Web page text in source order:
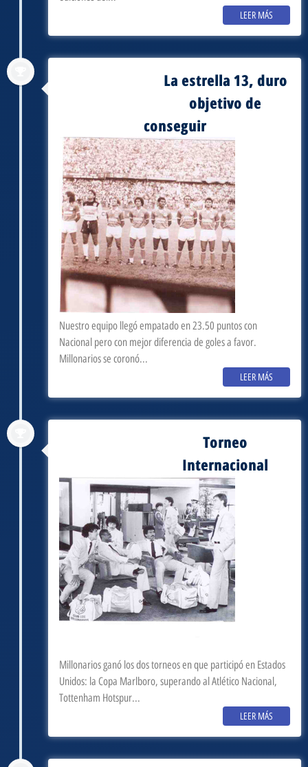
LEER MÁS
La estrella 13, duro
objetivo de
conseguir
Nuestro equipo llegó empatado en 23.50 puntos con
Nacional pero con mejor diferencia de goles a favor.
Millonarios se coronó...
LEER MÁS
Torneo
Internacional
Millonarios ganó los dos torneos en que participó en Estados
Unidos: la Copa Marlboro, superando al Atlético Nacional,
Tottenham Hotspur...
LEER MÁS